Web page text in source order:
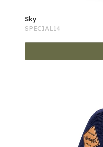
Sky
SPECIAL14